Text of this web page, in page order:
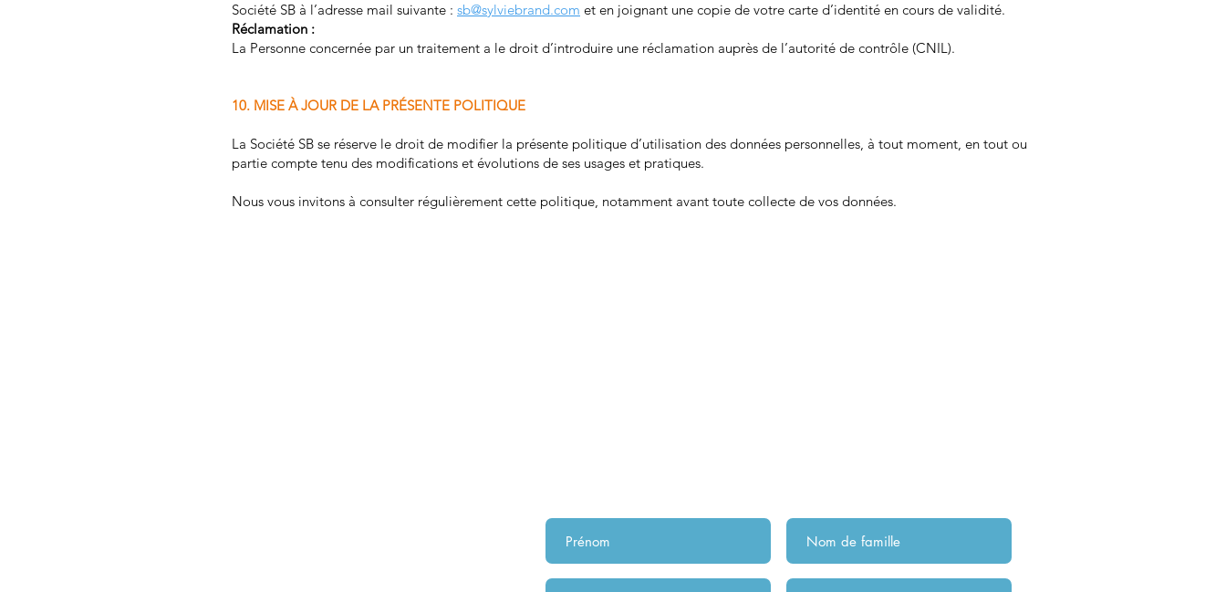
Société SB à l’adresse mail suivante : sb@sylviebrand.com et en joignant une copie de votre carte d’identité en cours de validité.
Réclamation :
La Personne concernée par un traitement a le droit d’introduire une réclamation auprès de l’autorité de contrôle (CNIL).
10. MISE À JOUR DE LA PRÉSENTE POLITIQUE
La Société SB se réserve le droit de modifier la présente politique d’utilisation des données personnelles, à tout moment, en tout ou
partie compte tenu des modifications et évolutions de ses usages et pratiques.
Nous vous invitons à consulter régulièrement cette politique, notamment avant toute collecte de vos données.